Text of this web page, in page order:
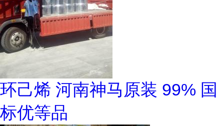
环己烯 河南神马原装 99% 国
标优等品